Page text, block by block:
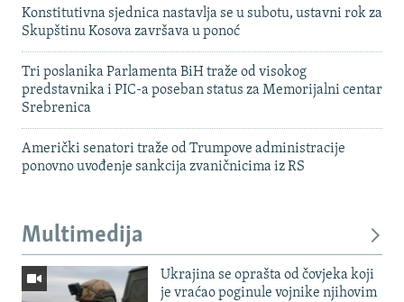
Konstitutivna sjednica nastavlja se u subotu, ustavni rok za
Skupštinu Kosova završava u ponoć
Tri poslanika Parlamenta BiH traže od visokog
predstavnika i PIC-a poseban status za Memorijalni centar
Srebrenica
Američki senatori traže od Trumpove administracije
ponovno uvođenje sankcija zvaničnicima iz RS
Multimedija
Ukrajina se oprašta od čovjeka koji
je vraćao poginule vojnike njihovim